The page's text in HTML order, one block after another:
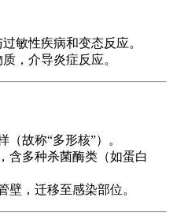
敏性疾病和变态反应。
，介导炎症反应。
故称“多形核”）。
含多种杀菌酶类（如蛋白
壁，迁移至感染部位。